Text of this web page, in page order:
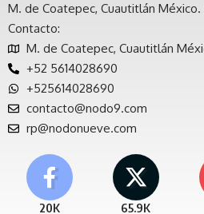
M. de Coatepec, Cuautitlán México.
Contacto:
M. de Coatepec, Cuautitlán
+52 5614028690
+525614028690
contacto@nodo9.com
rp@nodonueve.com
20K 65.9K